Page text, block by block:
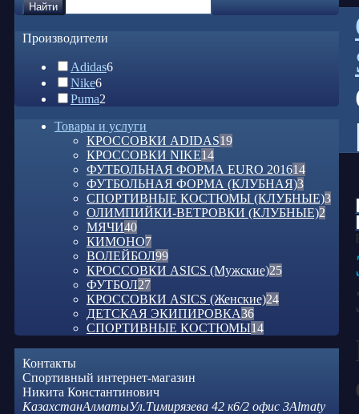
Найти
Производители
Adidas6
Nike6
Puma2
Товары и услуги
КРОССОВКИ ADIDAS19
КРОССОВКИ NIKE14
ФУТБОЛЬНАЯ ФОРМА EURO 201614
ФУТБОЛЬНАЯ ФОРМА (КЛУБНАЯ)3
СПОРТИВНЫЕ КОСТЮМЫ (КЛУБНЫЕ)3
ОЛИМПИЙКИ-ВЕТРОВКИ (КЛУБНЫЕ)2
МЯЧИ40
КИМОНО7
ВОЛЕЙБОЛ99
КРОССОВКИ ASICS (Мужские)25
ФУТБОЛ27
КРОССОВКИ ASICS (Женские)24
ДЕТСКАЯ ЭКИПИРОВКА36
СПОРТИВНЫЕ КОСТЮМЫ14
Контакты
Спортивный интернет-магазин
Никита Константинович
КазахстанАлматыУл.Тимирязева 42 к6/2 офис 3Almaty